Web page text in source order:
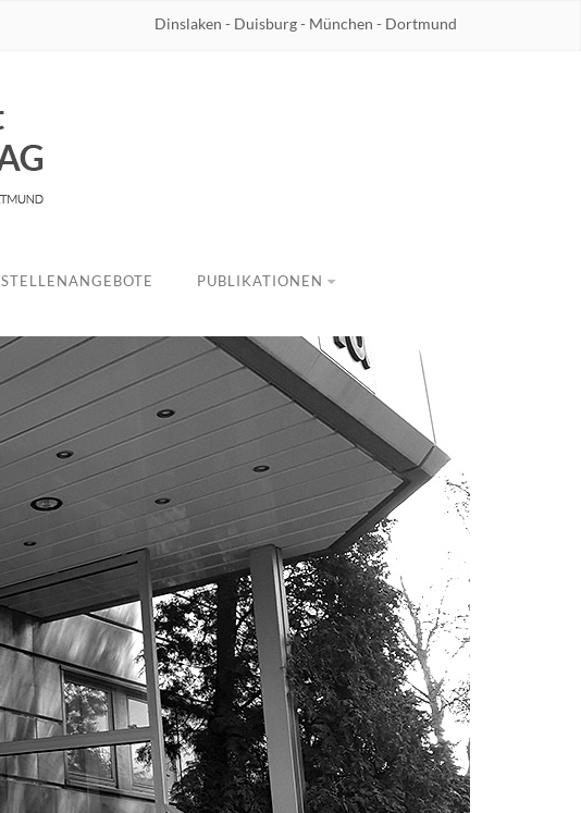
Dinslaken - Duisburg - München - Dortmund
STELLENANGEBOTE PUBLIKATIONEN